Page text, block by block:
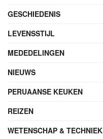
GESCHIEDENIS
LEVENSSTIJL
MEDEDELINGEN
NIEUWS
PERUAANSE KEUKEN
REIZEN
WETENSCHAP & TECHNIEK